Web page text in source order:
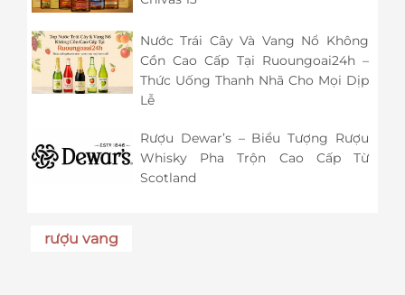
Nước Trái Cây Và Vang Nổ Không
Cồn Cao Cấp Tại Ruoungoai24h –
Thức Uống Thanh Nhã Cho Mọi Dịp
Lễ
Rượu Dewar’s – Biểu Tượng Rượu
Whisky Pha Trộn Cao Cấp Từ
Scotland
rượu vang